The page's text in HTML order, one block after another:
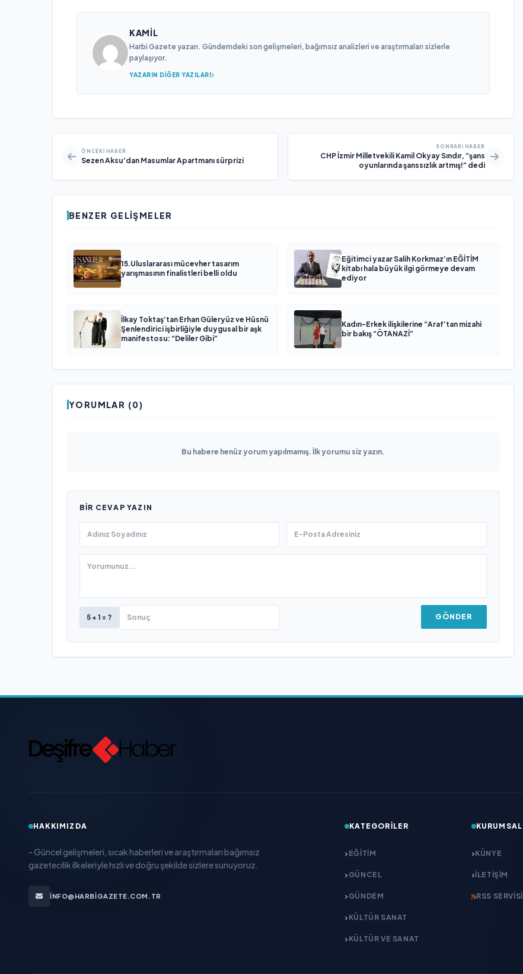
KAMIL
Harbi Gazete yazarı. Gündemdeki son gelişmeleri, bağımsız analizleri ve araştırmaları sizlerle
paylaşıyor.
YAZARIN DIĞER YAZILARI
ÖNCEKI HABER
Sezen Aksu’dan Masumlar Apartmanı sürprizi
SONRAKI HABER
CHP İzmir Milletvekili Kamil Okyay Sındır, “şans
oyunlarında şanssızlık artmış!” dedi
BENZER GELIŞMELER
15.Uluslararası mücevher tasarım
yarışmasının finalistleri belli oldu
Eğitimci yazar Salih Korkmaz’ın EĞİTİM
kitabı hala büyük ilgi görmeye devam
ediyor
İlkay Toktaş’tan Erhan Güleryüz ve Hüsnü
Şenlendirici işbirliğiyle duygusal bir aşk
manifestosu: “Deliler Gibi”
Kadın-Erkek ilişkilerine “Araf’tan mizahi
bir bakış “ÖTANAZİ”
YORUMLAR (0)
Bu habere henüz yorum yapılmamış. İlk yorumu siz yazın.
BIR CEVAP YAZIN
5 + 1 = ? GÖNDER
HAKKIMIZDA
- Güncel gelişmeleri, sıcak haberleri ve araştırmaları bağımsız
gazetecilik ilkeleriyle hızlı ve doğru şekilde sizlere sunuyoruz.
INFO@HARBIGAZETE.COM.TR
KATEGORILER
EĞITIM
GÜNCEL
GÜNDEM
KÜLTÜR SANAT
KÜLTÜR VE SANAT
KURUMSAL
KÜNYE
İLETIŞIM
RSS SERVISI